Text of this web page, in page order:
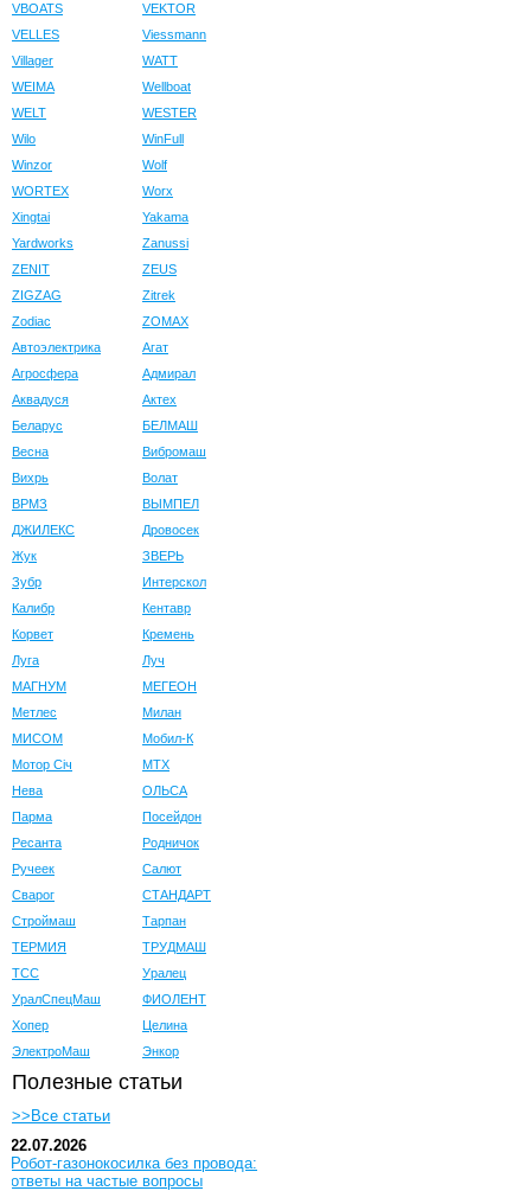
VBOATS
VEKTOR
VELLES
Viessmann
Villager
WATT
WEIMA
Wellboat
WELT
WESTER
Wilo
WinFull
Winzor
Wolf
WORTEX
Worx
Xingtai
Yakama
Yardworks
Zanussi
ZENIT
ZEUS
ZIGZAG
Zitrek
Zodiac
ZOMAX
Автоэлектрика
Агат
Агросфера
Адмирал
Аквадуся
Актех
Беларус
БЕЛМАШ
Весна
Вибромаш
Вихрь
Волат
ВРМЗ
ВЫМПЕЛ
ДЖИЛЕКС
Дровосек
Жук
ЗВЕРЬ
Зубр
Интерскол
Калибр
Кентавр
Корвет
Кремень
Луга
Луч
МАГНУМ
МЕГЕОН
Метлес
Милан
МИСОМ
Мобил-К
Мотор Сiч
МТХ
Нева
ОЛЬСА
Парма
Посейдон
Ресанта
Родничок
Ручеек
Салют
Сварог
СТАНДАРТ
Строймаш
Тарпан
ТЕРМИЯ
ТРУДМАШ
ТСС
Уралец
УралСпецМаш
ФИОЛЕНТ
Хопер
Целина
ЭлектроМаш
Энкор
Полезные статьи
>>Все статьи
22.07.2026
Робот-газонокосилка без провода:
ответы на частые вопросы